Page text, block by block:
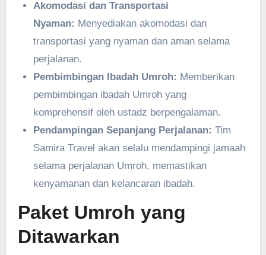
Akomodasi dan Transportasi
Nyaman: Menyediakan akomodasi dan
transportasi yang nyaman dan aman selama
perjalanan.
Pembimbingan Ibadah Umroh: Memberikan
pembimbingan ibadah Umroh yang
komprehensif oleh ustadz berpengalaman.
Pendampingan Sepanjang Perjalanan: Tim
Samira Travel akan selalu mendampingi jamaah
selama perjalanan Umroh, memastikan
kenyamanan dan kelancaran ibadah.
Paket Umroh yang
Ditawarkan